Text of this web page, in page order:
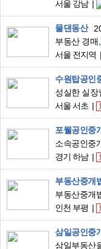
서울 강남
물댄동산
서울 전지역
수원탑공인
성실한 실장
서울 서초
포웰공인중
경기 하남
부동산중개
인천 부평
삼일공인중